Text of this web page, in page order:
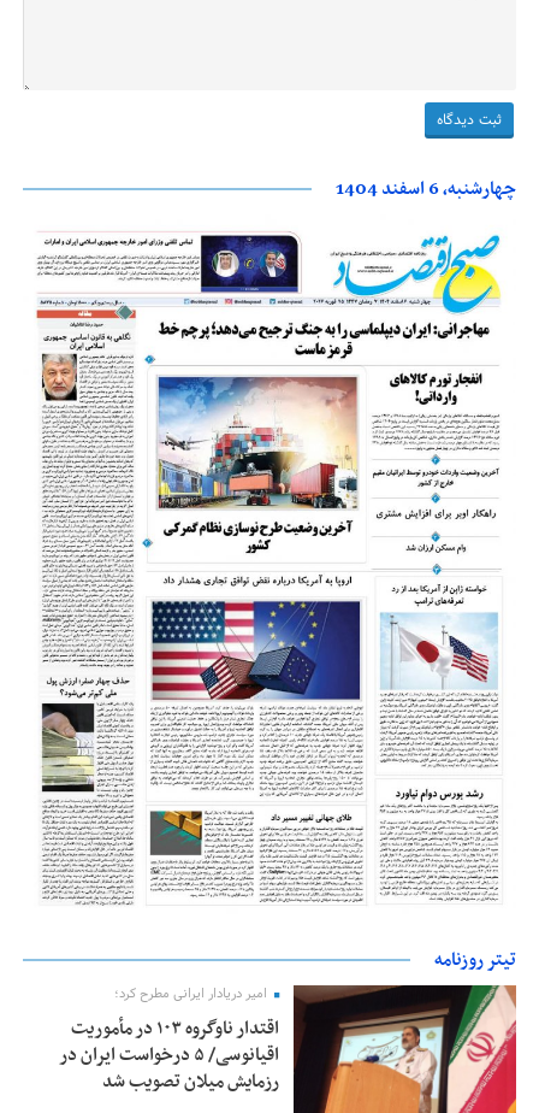
چهارشنبه، 6 اسفند 1404
تیتر روزنامه
امیر دریادار ایرانی مطرح کرد؛
اقتدار ناوگروه ۱۰۳ در مأموریت‌
اقیانوسی/ ۵ درخواست ایران در
رزمایش میلان تصویب شد